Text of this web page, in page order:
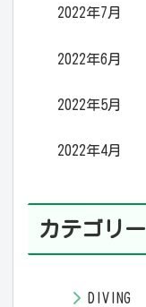
2022年7月
2022年6月
2022年5月
2022年4月
カテゴリー
DIVING